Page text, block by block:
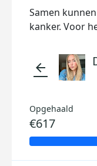
Samen
kanker. Voor
arrow_back
Opgehaald
€617